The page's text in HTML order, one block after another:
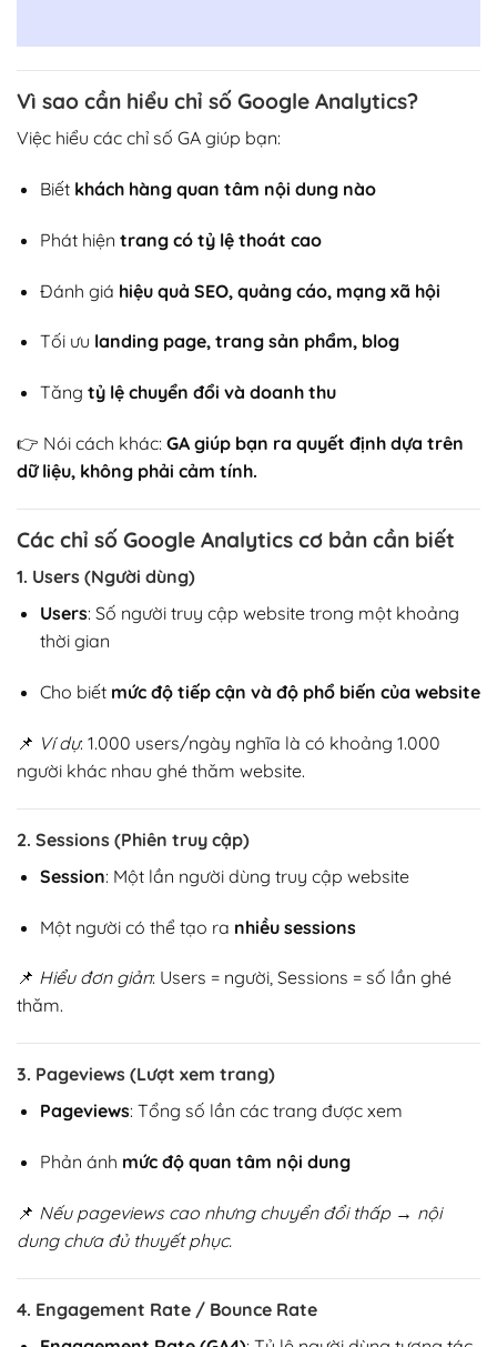
Vì sao cần hiểu chỉ số Google Analytics?
Việc hiểu các chỉ số GA giúp bạn:
Biết khách hàng quan tâm nội dung nào
Phát hiện trang có tỷ lệ thoát cao
Đánh giá hiệu quả SEO, quảng cáo, mạng xã hội
Tối ưu landing page, trang sản phẩm, blog
Tăng tỷ lệ chuyển đổi và doanh thu
👉 Nói cách khác: GA giúp bạn ra quyết định dựa trên
dữ liệu, không phải cảm tính.
Các chỉ số Google Analytics cơ bản cần biết
1. Users (Người dùng)
Users: Số người truy cập website trong một khoảng
thời gian
Cho biết mức độ tiếp cận và độ phổ biến của website
📌 Ví dụ: 1.000 users/ngày nghĩa là có khoảng 1.000
người khác nhau ghé thăm website.
2. Sessions (Phiên truy cập)
Session: Một lần người dùng truy cập website
Một người có thể tạo ra nhiều sessions
📌 Hiểu đơn giản: Users = người, Sessions = số lần ghé
thăm.
3. Pageviews (Lượt xem trang)
Pageviews: Tổng số lần các trang được xem
Phản ánh mức độ quan tâm nội dung
📌 Nếu pageviews cao nhưng chuyển đổi thấp → nội
dung chưa đủ thuyết phục.
4. Engagement Rate / Bounce Rate